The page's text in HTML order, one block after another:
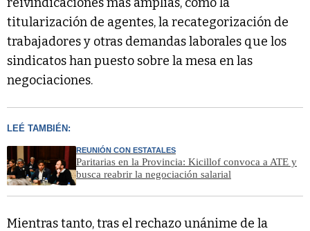
titularización de agentes, la recategorización de
trabajadores y otras demandas laborales que los
sindicatos han puesto sobre la mesa en las
negociaciones.
LEÉ TAMBIÉN:
REUNIÓN CON ESTATALES
Paritarias en la Provincia: Kicillof convoca a ATE y
busca reabrir la negociación salarial
Mientras tanto, tras el rechazo unánime de la